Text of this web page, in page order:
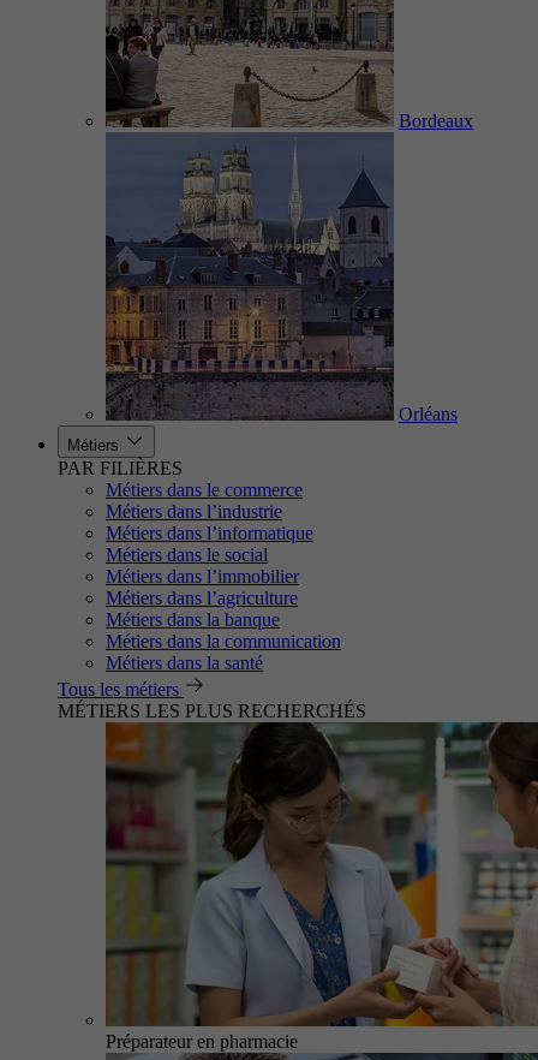
Bordeaux
Orléans
Métiers
PAR FILIÈRES
Métiers dans le commerce
Métiers dans l’industrie
Métiers dans l’informatique
Métiers dans le social
Métiers dans l’immobilier
Métiers dans l’agriculture
Métiers dans la banque
Métiers dans la communication
Métiers dans la santé
Tous les métiers
MÉTIERS LES PLUS RECHERCHÉS
Préparateur en pharmacie